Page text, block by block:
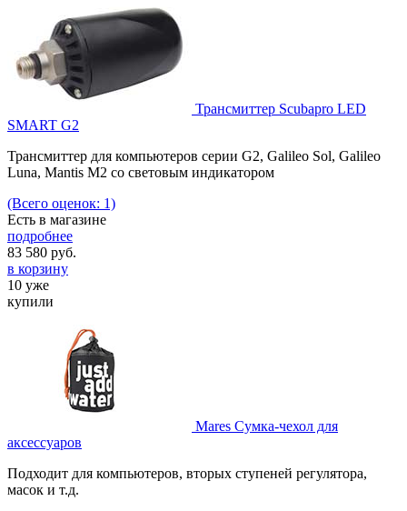
Трансмиттер Scubapro LED
SMART G2
Трансмиттер для компьютеров серии G2, Galileo Sol, Galileo
Luna, Mantis M2 со световым индикатором
(Всего оценок: 1)
Есть в магазине
подробнее
83 580 руб.
в корзину
10 уже
купили
Mares Сумка-чехол для
аксессуаров
Подходит для компьютеров, вторых ступеней регулятора,
масок и т.д.